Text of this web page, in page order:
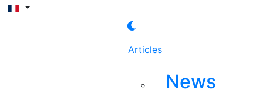
Articles
News